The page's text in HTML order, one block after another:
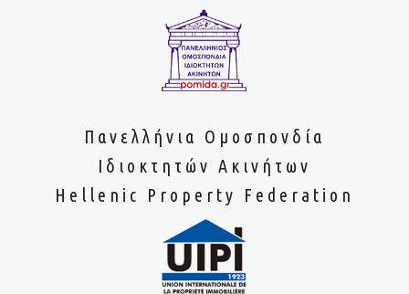
Πανελλήνια Ομοσπονδία
Ιδιοκτητών Ακινήτων
Hellenic Property Federation